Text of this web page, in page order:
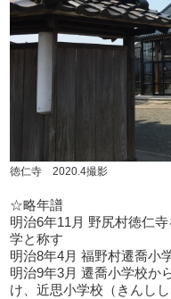
徳仁寺 2020.4撮影
☆略年譜
明治6年11月 野尻村徳仁
学と称す
明治8年4月 福野村遷喬小
明治9年3月 遷喬小学校か
け、近思小学校（きんし